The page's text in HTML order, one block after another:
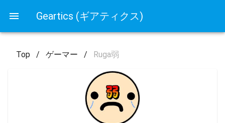
Geartics (ギアティクス)
Top / ゲーマー / Ruga弱